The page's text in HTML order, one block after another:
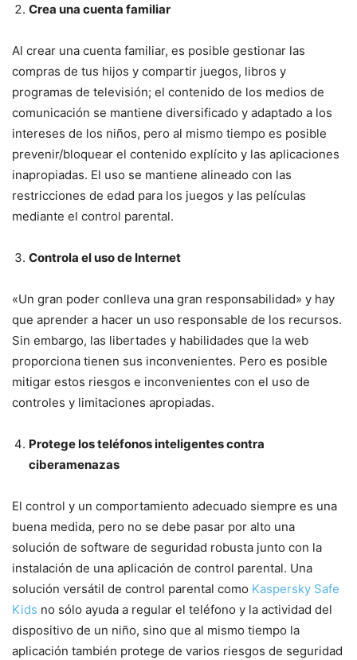
Crea una cuenta familiar
Al crear una cuenta familiar, es posible gestionar las
compras de tus hijos y compartir juegos, libros y
programas de televisión; el contenido de los medios de
comunicación se mantiene diversificado y adaptado a los
intereses de los niños, pero al mismo tiempo es posible
prevenir/bloquear el contenido explícito y las aplicaciones
inapropiadas. El uso se mantiene alineado con las
restricciones de edad para los juegos y las películas
mediante el control parental.
Controla el uso de Internet
«Un gran poder conlleva una gran responsabilidad» y hay
que aprender a hacer un uso responsable de los recursos.
Sin embargo, las libertades y habilidades que la web
proporciona tienen sus inconvenientes. Pero es posible
mitigar estos riesgos e inconvenientes con el uso de
controles y limitaciones apropiadas.
Protege los teléfonos inteligentes contra
ciberamenazas
El control y un comportamiento adecuado siempre es una
buena medida, pero no se debe pasar por alto una
solución de software de seguridad robusta junto con la
instalación de una aplicación de control parental. Una
solución versátil de control parental como Kaspersky Safe
Kids no sólo ayuda a regular el teléfono y la actividad del
dispositivo de un niño, sino que al mismo tiempo la
aplicación también protege de varios riesgos de seguridad